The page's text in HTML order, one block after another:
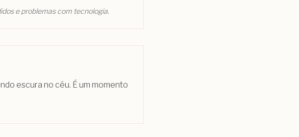
e problemas com tecnologia.
escura no céu. É um momento